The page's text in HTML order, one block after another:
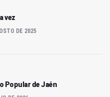
vez
DE 2025
Popular de Jaén